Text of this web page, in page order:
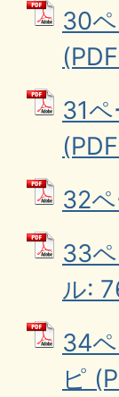
30
31
32
33
ル:
34
ピ